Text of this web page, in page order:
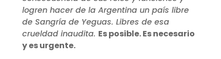
logren hacer de la Argentina un país libre
de Sangría de Yeguas. Libres de esa
crueldad inaudita. Es posible. Es necesario
y es urgente.